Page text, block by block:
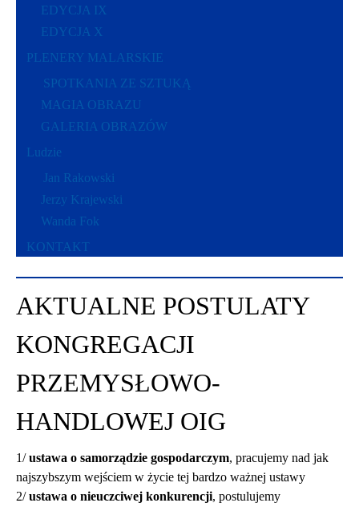
EDYCJA IX
EDYCJA X
PLENERY MALARSKIE
SPOTKANIA ZE SZTUKĄ
MAGIA OBRAZU
GALERIA OBRAZÓW
Ludzie
Jan Rakowski
Jerzy Krajewski
Wanda Fok
KONTAKT
AKTUALNE POSTULATY
KONGREGACJI
PRZEMYSŁOWO-
HANDLOWEJ OIG
1/ustawa o samorządzie gospodarczym, pracujemy nad jak
najszybszym wejściem w życie tej bardzo ważnej ustawy
2/ustawa o nieuczciwej konkurencji, postulujemy